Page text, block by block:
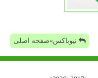
نیوباکس»صفحه اصلی